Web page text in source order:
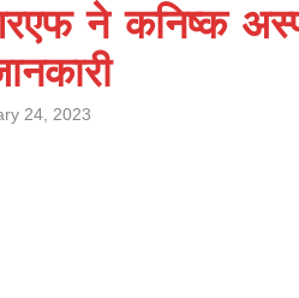
ने कनिष्क
24, 2023